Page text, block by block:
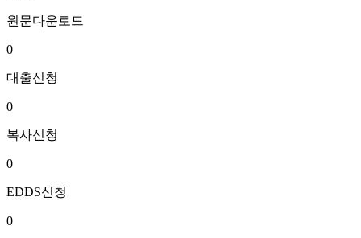
원문다운로드
0
대출신청
0
복사신청
0
EDDS신청
0